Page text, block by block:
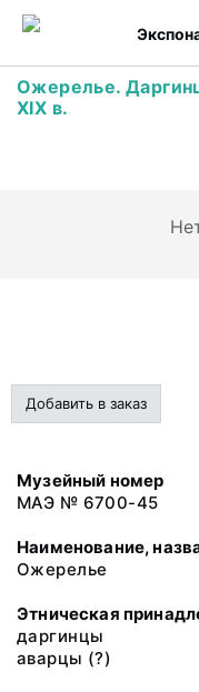
Ожерелье.
XIX в.
Добавить в заказ
Музейный номер
МАЭ № 6700-45
Наименование,
Ожерелье
Этническая
даргинцы
аварцы (?)